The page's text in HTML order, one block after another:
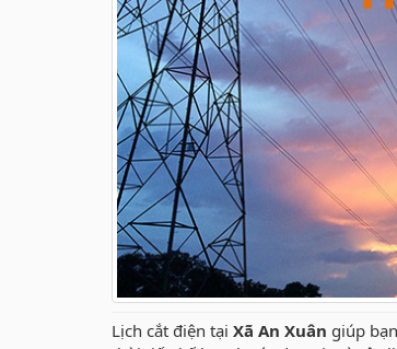
Lịch cắt điện tại Xã An Xuân giúp